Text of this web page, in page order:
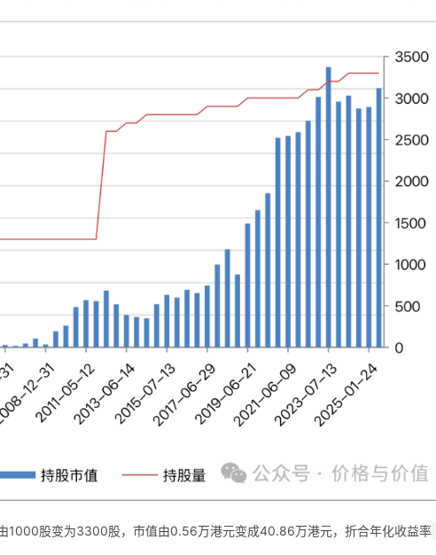
1000股变为3300股，市值由0.56万港元变成40.86万港元，折合年化收益率